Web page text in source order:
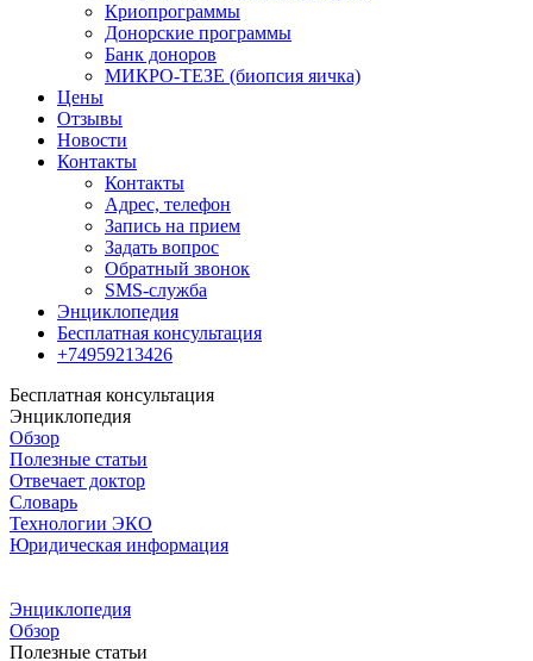
Криопрограммы
Донорские программы
Банк доноров
МИКРО-ТЕЗЕ (биопсия яичка)
Цены
Отзывы
Новости
Контакты
Контакты
Адрес, телефон
Запись на прием
Задать вопрос
Обратный звонок
SMS-служба
Энциклопедия
Бесплатная консультация
+74959213426
Бесплатная консультация
Энциклопедия
Обзор
Полезные статьи
Отвечает доктор
Словарь
Технологии ЭКО
Юридическая информация
Энциклопедия
Обзор
Полезные статьи